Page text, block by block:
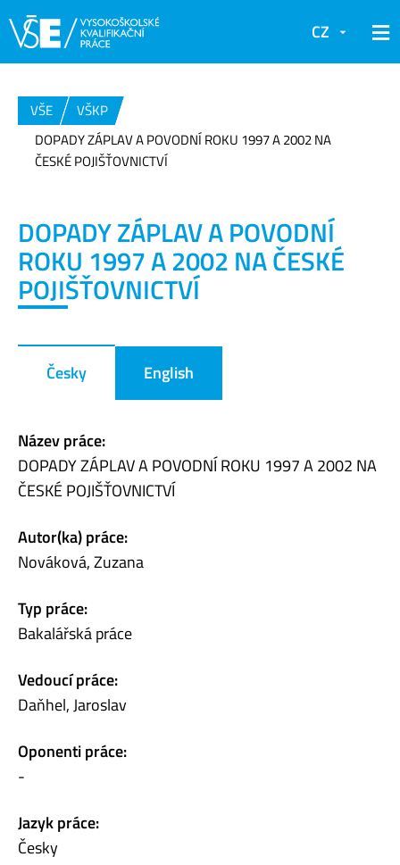
CZ
VŠE
VŠKP
DOPADY ZÁPLAV A POVODNÍ ROKU 1997 A 2002 NA
ČESKÉ POJIŠŤOVNICTVÍ
DOPADY ZÁPLAV A POVODNÍ
ROKU 1997 A 2002 NA ČESKÉ
POJIŠŤOVNICTVÍ
Česky English
Název práce:
DOPADY ZÁPLAV A POVODNÍ ROKU 1997 A 2002 NA
ČESKÉ POJIŠŤOVNICTVÍ
Autor(ka) práce:
Nováková, Zuzana
Typ práce:
Bakalářská práce
Vedoucí práce:
Daňhel, Jaroslav
Oponenti práce:
-
Jazyk práce:
Česky